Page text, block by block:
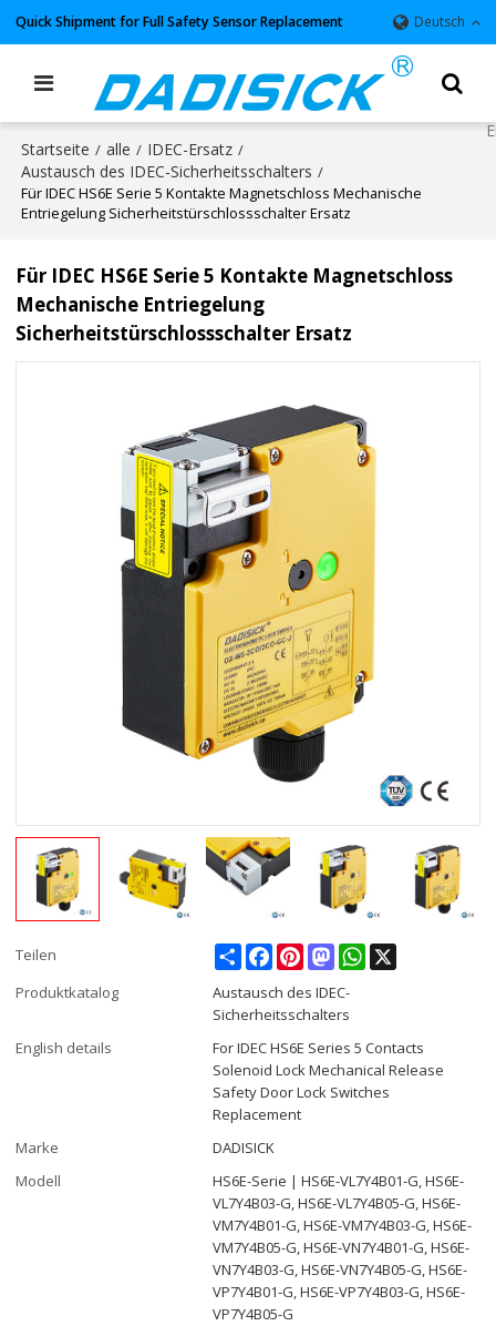
Quick Shipment for Full Safety Sensor Replacement Deutsch
Startseite / alle / IDEC-Ersatz /
Austausch des IDEC-Sicherheitsschalters /
Für IDEC HS6E Serie 5 Kontakte Magnetschloss Mechanische
Entriegelung Sicherheitstürschlossschalter Ersatz
Für IDEC HS6E Serie 5 Kontakte Magnetschloss
Mechanische Entriegelung
Sicherheitstürschlossschalter Ersatz
Teilen ShareFacebookPinterestMastodonWhatsApp
Produktkatalog
Austausch des IDEC-
Sicherheitsschalters
English details
For IDEC HS6E Series 5 Contacts
Solenoid Lock Mechanical Release
Safety Door Lock Switches
Replacement
Marke
DADISICK
Modell
HS6E-Serie | HS6E-VL7Y4B01-G, HS6E-
VL7Y4B03-G, HS6E-VL7Y4B05-G, HS6E-
VM7Y4B01-G, HS6E-VM7Y4B03-G, HS6E-
VM7Y4B05-G, HS6E-VN7Y4B01-G, HS6E-
VN7Y4B03-G, HS6E-VN7Y4B05-G, HS6E-
VP7Y4B01-G, HS6E-VP7Y4B03-G, HS6E-
VP7Y4B05-G